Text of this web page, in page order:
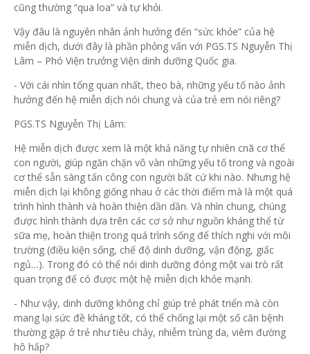
cũng thường “qua loa” và tự khỏi.
Vậy đâu là nguyên nhân ảnh hưởng đến “sức khỏe” của hệ
miễn dịch, dưới đây là phần phỏng vấn với PGS.TS Nguyễn Thị
Lâm – Phó Viện trưởng Viện dinh dưỡng Quốc gia.
- Với cái nhìn tổng quan nhất, theo bà, những yếu tố nào ảnh
hưởng đến hệ miễn dịch nói chung và của trẻ em nói riêng?
PGS.TS Nguyễn Thị Lâm:
Hệ miễn dịch được xem là một khả năng tự nhiên cnã cơ thể
con người, giúp ngăn chặn vô vàn những yếu tố trong và ngoài
cơ thể sẵn sàng tấn công con người bất cứ khi nào. Nhưng hệ
miễn dịch lại không giống nhau ở các thời điểm mà là một quá
trình hình thành và hoàn thiện dần dần. Và nhìn chung, chúng
được hình thành dựa trên các cơ sở như nguồn kháng thể từ
sữa mẹ, hoàn thiện trong quá trình sống để thích nghi với môi
trường (điều kiện sống, chế độ dinh dưỡng, vận động, giấc
ngủ…). Trong đó có thể nói dinh dưỡng đóng một vai trò rất
quan trọng để có được một hệ miễn dịch khỏe mạnh.
- Như vậy, dinh dưỡng không chỉ giúp trẻ phát triển mà còn
mang lại sức đề kháng tốt, có thể chống lại một số căn bệnh
thường gặp ở trẻ như tiêu chảy, nhiễm trùng da, viêm đường
hô hấp?